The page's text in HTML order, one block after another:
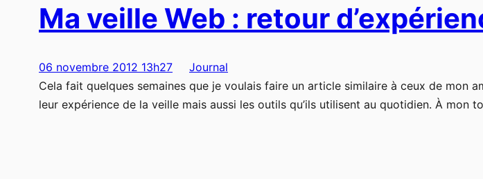
Ma veille Web : retour
06 novembre 2012 13h27
Journal
Cela fait quelques semaines que je voulais faire un article similaire à ceux de mon
leur expérience de la veille mais aussi les outils qu’ils utilisent au quotidien. À mon